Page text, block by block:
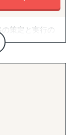
ます。
ル・パキスタ
らFBAを前提と
築・運用）に
を、施設登
築まで、実務
ングの実施
き対応
支援
策定と実行の
「現地事情」
ー」との密な
ライアント企